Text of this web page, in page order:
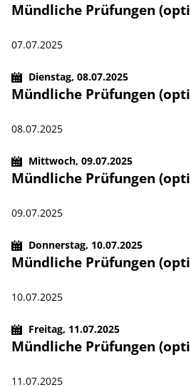
Mündliche Prüfungen
07.07.2025
Dienstag,08.07.2025
Mündliche Prüfungen
08.07.2025
Mittwoch,09.07.2025
Mündliche Prüfungen
09.07.2025
Donnerstag, 10.07.2025
Mündliche Prüfungen
10.07.2025
Freitag, 11.07.2025
Mündliche Prüfungen
11.07.2025